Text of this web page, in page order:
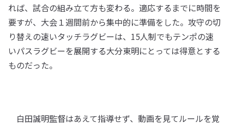
れば、試合の組み立て方も変わる。適応するまでに時間を
要すが、大会１週間前から集中的に準備をした。攻守の切
り替えの速いタッチラグビーは、15人制でもテンポの速
いパスラグビーを展開する大分東明にとっては得意とする
ものだった。
白田誠明監督はあえて指導せず、動画を見てルールを覚